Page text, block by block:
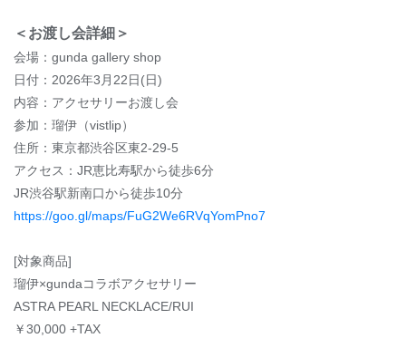
＜お渡し会詳細＞
会場：gunda gallery shop
日付：2026年3月22日(日)
内容：アクセサリーお渡し会
参加：瑠伊（vistlip）
住所：東京都渋谷区東2-29-5
アクセス：JR恵比寿駅から徒歩6分
JR渋谷駅新南口から徒歩10分
https://goo.gl/maps/FuG2We6RVqYomPno7
[対象商品]
瑠伊×gundaコラボアクセサリー
ASTRA PEARL NECKLACE/RUI
￥30,000 +TAX